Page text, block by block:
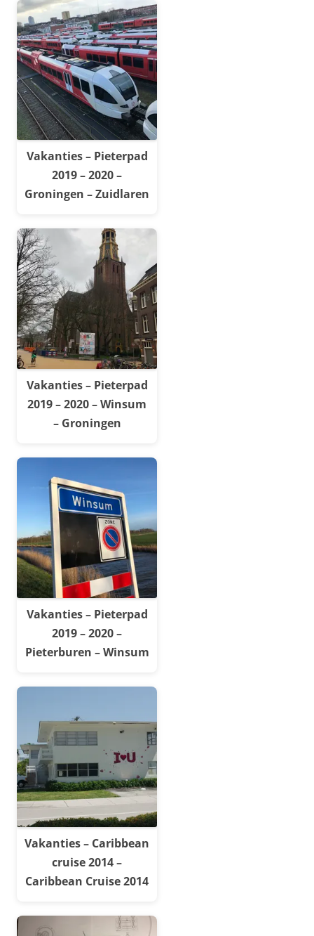
Vakanties – Pieterpad
2019 – 2020 –
Groningen – Zuidlaren
Vakanties – Pieterpad
2019 – 2020 – Winsum
– Groningen
Vakanties – Pieterpad
2019 – 2020 –
Pieterburen – Winsum
Vakanties – Caribbean
cruise 2014 –
Caribbean Cruise 2014